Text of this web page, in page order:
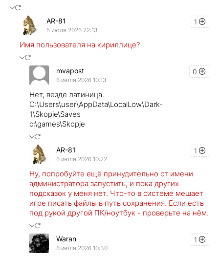
1
AR-81
5 июля 2026 22:13
Имя пользователя на кириллице?
0
mvapost
6 июля 2026 10:13
Нет, везде латиница.
C:\Users\user\AppData\LocalLow\Dark-
1\Skopje\Saves
c:\games\Skopje
1
AR-81
6 июля 2026 10:22
Ну, попробуйте ещё принудительно от имени
администратора запустить, и пока других
подсказок у меня нет. Что-то в системе мешает
игре писать файлы в путь сохранения. Если есть
под рукой другой ПК/ноутбук - проверьте на нём.
1
Waran
6 июля 2026 10:30